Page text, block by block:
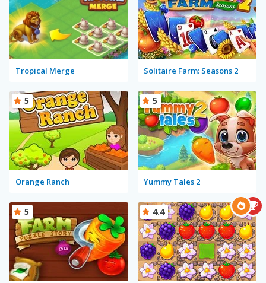
Tropical Merge Solitaire Farm: Seasons 2
Orange Ranch
5
Yummy Tales 2
5
5 4.4